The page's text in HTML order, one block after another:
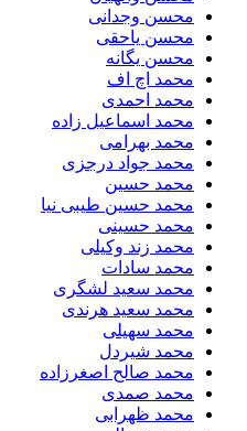
محسن وجدانی
محسن یاحقی
محسن یگانه
محمد اچ اف
محمد احمدی
محمد اسماعیل زاده
محمد بهرامی
محمد جواد درجزی
محمد حسین
محمد حسین طیبی نیا
محمد حسینی
محمد زند وکیلی
محمد سادات
محمد سعید لشگری
محمد سعید هرندی
محمد سهیلی
​محمد شیردل
محمد صالح اصغرزاده
محمد صمدی
محمد ظهرابی